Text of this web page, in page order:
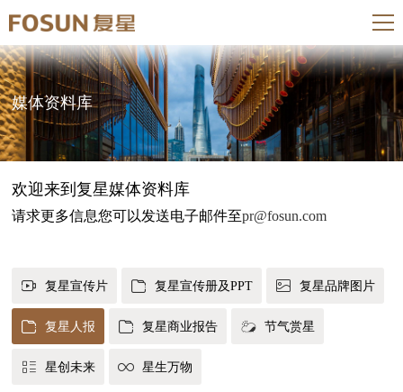
媒体资料库
欢迎来到复星媒体资料库
请求更多信息您可以发送电子邮件至pr@fosun.com
复星宣传片 复星宣传册及PPT 复星品牌图片
复星人报 复星商业报告 节气赏星
星创未来 星生万物